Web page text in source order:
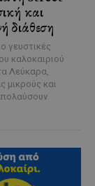
και
διάθεση
γευστικές
καλοκαιριού
Λεύκαρα,
μικρούς και